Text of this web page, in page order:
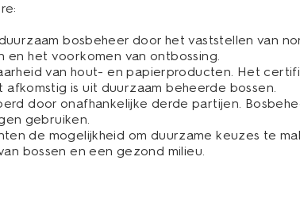
bosbeheer door het vaststellen van
en het voorkomen van ontbossing.
van hout- en papierproducten. Het
is uit duurzaam beheerde bossen.
door onafhankelijke derde partijen.
gebruiken.
de mogelijkheid om duurzame keuzes te
bossen en een gezond milieu.